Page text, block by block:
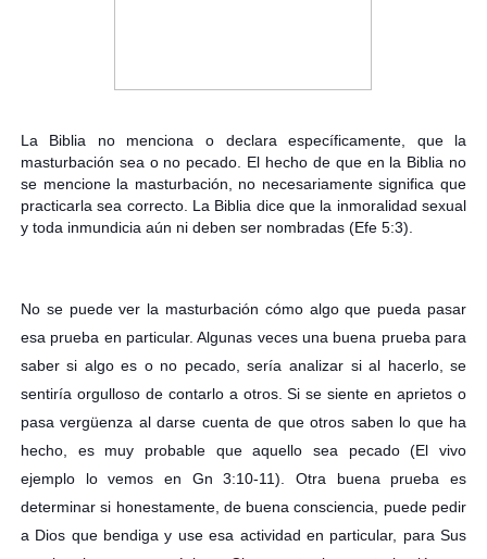
La Biblia no menciona o declara específicamente, que la
masturbación sea o no pecado. El hecho de que en la Biblia no
se mencione la masturbación, no necesariamente significa que
practicarla sea correcto. La Biblia dice que la inmoralidad sexual
y toda inmundicia aún ni deben ser nombradas (Efe 5:3).
No se puede ver la masturbación cómo algo que pueda pasar
esa prueba en particular. Algunas veces una buena prueba para
saber si algo es o no pecado, sería analizar si al hacerlo, se
sentiría orgulloso de contarlo a otros. Si se siente en aprietos o
pasa vergüenza al darse cuenta de que otros saben lo que ha
hecho, es muy probable que aquello sea pecado (El vivo
ejemplo lo vemos en Gn 3:10-11). Otra buena prueba es
determinar si honestamente, de buena consciencia, puede pedir
a Dios que bendiga y use esa actividad en particular, para Sus